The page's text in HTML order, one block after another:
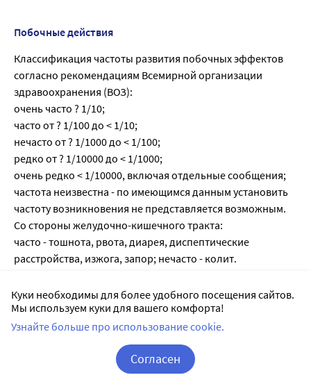
Побочные действия
Классификация частоты развития побочных эффектов
согласно рекомендациям Всемирной организации
здравоохранения (ВОЗ):
очень часто ? 1/10;
часто от ? 1/100 до < 1/10;
нечасто от ? 1/1000 до < 1/100;
редко от ? 1/10000 до < 1/1000;
очень редко < 1/10000, включая отдельные сообщения;
частота неизвестна - по имеющимся данным установить
частоту возникновения не представляется возможным.
Со стороны желудочно-кишечного тракта:
часто - тошнота, рвота, диарея, диспептические
расстройства, изжога, запор; нечасто - колит.
редко - головная боль, недомогание, головокружение.
Со стороны кожи и подкожной жировой клетчатки:
редко - кожные высыпания, кожный зуд.
Аллергические реакции:
частота неизвестна - изолированный отек лица, губ, век;
Куки необходимы для более удобного посещения сайтов.
Мы используем куки для вашего комфорта!
Узнайте больше про использование cookie.
Согласен